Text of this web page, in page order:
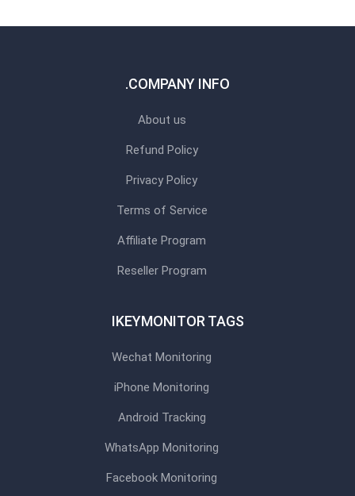
COMPANY INFO.
About us
Refund Policy
Privacy Policy
Terms of Service
Affiliate Program
Reseller Program
IKEYMONITOR TAGS
Wechat Monitoring
iPhone Monitoring
Android Tracking
WhatsApp Monitoring
Facebook Monitoring